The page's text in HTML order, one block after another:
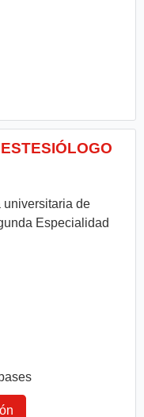
universitaria de
Especialidad